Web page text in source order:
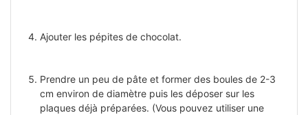
Ajouter les pépites de chocolat.
Prendre un peu de pâte et former des boules de 2-3
cm environ de diamètre puis les déposer sur les
plaques déjà préparées. (Vous pouvez utiliser une